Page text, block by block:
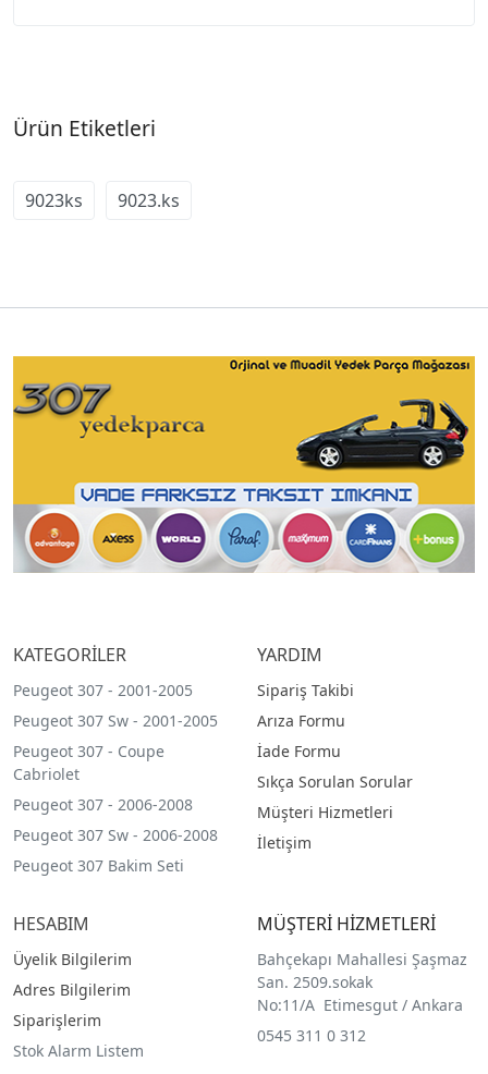
Ürün Etiketleri
9023ks 9023.ks
KATEGORİLER
Peugeot 307 - 2001-2005
Peugeot 307 Sw - 2001-2005
Peugeot 307 - Coupe
Cabriolet
Peugeot 307 - 2006-2008
Peugeot 307 Sw - 2006-2008
Peugeot 307 Bakim Seti
YARDIM
Sipariş Takibi
Arıza Formu
İade Formu
Sıkça Sorulan Sorular
Müşteri Hizmetleri
İletişim
HESABIM
Üyelik Bilgilerim
Adres Bilgilerim
Siparişlerim
Stok Alarm Listem
MÜŞTERİ HİZMETLERİ
Bahçekapı Mahallesi Şaşmaz
San. 2509.sokak
No:11/A Etimesgut / Ankara
0545 311 0 312